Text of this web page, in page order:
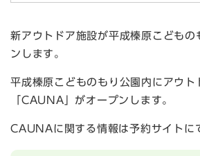
新アウトドア施設が平成榛原こどもの
ンします。
平成榛原こどものもり公園内にアウト
「CAUNA」がオープンします。
CAUNAに関する情報は予約サイトに